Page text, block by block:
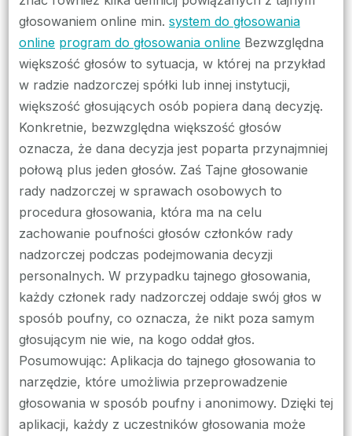
głosowaniem online min. system do głosowania
online program do głosowania onlineBezwzględna
większość głosów to sytuacja, w której na przykład
w radzie nadzorczej spółki lub innej instytucji,
większość głosujących osób popiera daną decyzję.
Konkretnie, bezwzględna większość głosów
oznacza, że dana decyzja jest poparta przynajmniej
połową plus jeden głosów. Zaś Tajne głosowanie
rady nadzorczej w sprawach osobowych to
procedura głosowania, która ma na celu
zachowanie poufności głosów członków rady
nadzorczej podczas podejmowania decyzji
personalnych. W przypadku tajnego głosowania,
każdy członek rady nadzorczej oddaje swój głos w
sposób poufny, co oznacza, że nikt poza samym
głosującym nie wie, na kogo oddał głos.
Posumowując: Aplikacja do tajnego głosowania to
narzędzie, które umożliwia przeprowadzenie
głosowania w sposób poufny i anonimowy. Dzięki tej
aplikacji, każdy z uczestników głosowania może